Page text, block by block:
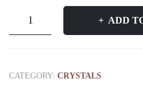
quantity
ADD
CATEGORY: CRYSTALS